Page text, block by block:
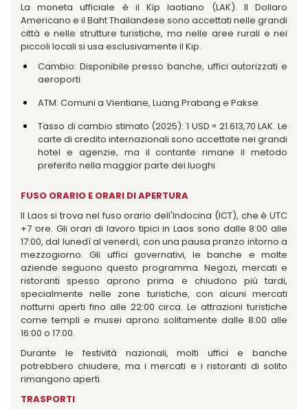
La moneta ufficiale è il Kip laotiano (LAK). Il Dollaro
Americano e il Baht Thailandese sono accettati nelle grandi
città e nelle strutture turistiche, ma nelle aree rurali e nei
piccoli locali si usa esclusivamente il Kip.
Cambio: Disponibile presso banche, uffici autorizzati e
aeroporti.
ATM: Comuni a Vientiane, Luang Prabang e Pakse.
Tasso di cambio stimato (2025): 1 USD ≈ 21.613,70 LAK. Le
carte di credito internazionali sono accettate nei grandi
hotel e agenzie, ma il contante rimane il metodo
preferito nella maggior parte dei luoghi.
FUSO ORARIO E ORARI DI APERTURA
Il Laos si trova nel fuso orario dell'Indocina (ICT), che è UTC
+7 ore. Gli orari di lavoro tipici in Laos sono dalle 8:00 alle
17:00, dal lunedì al venerdì, con una pausa pranzo intorno a
mezzogiorno. Gli uffici governativi, le banche e molte
aziende seguono questo programma. Negozi, mercati e
ristoranti spesso aprono prima e chiudono più tardi,
specialmente nelle zone turistiche, con alcuni mercati
notturni aperti fino alle 22:00 circa. Le attrazioni turistiche
come templi e musei aprono solitamente dalle 8:00 alle
16:00 o 17:00.
Durante le festività nazionali, molti uffici e banche
potrebbero chiudere, ma i mercati e i ristoranti di solito
rimangono aperti.
TRASPORTI